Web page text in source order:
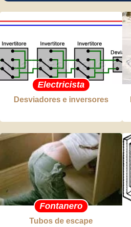
Electricista
Desviadores e inversores
Fontanero
Tubos de escape